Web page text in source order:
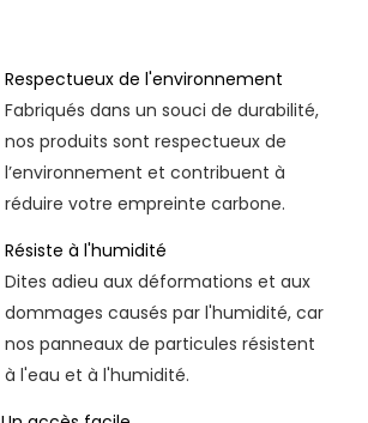
Respectueux de l'environnement
Fabriqués dans un souci de durabilité,
nos produits sont respectueux de
l’environnement et contribuent à
réduire votre empreinte carbone.
Résiste à l'humidité
Dites adieu aux déformations et aux
dommages causés par l'humidité, car
nos panneaux de particules résistent
à l'eau et à l'humidité.